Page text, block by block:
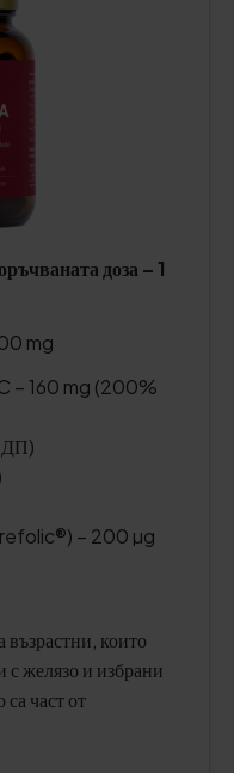
доза – 1
mg
– 160 mg (200%
– 200 µg
възрастни, които
с желязо и избрани
част от